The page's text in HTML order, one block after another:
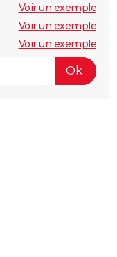
Voir un exemple
Voir un exemple
Voir un exemple